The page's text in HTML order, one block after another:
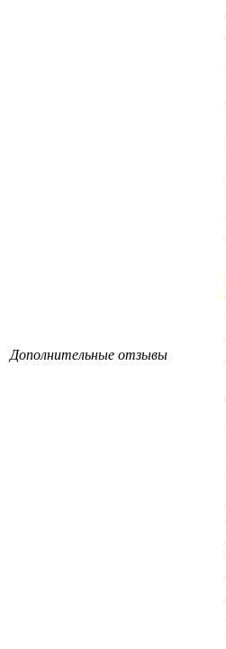
Дополнительные отзывы